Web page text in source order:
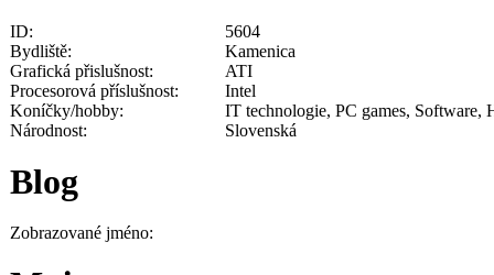
ID:
5604
Bydliště:
Kamenica
Grafická přislušnost:
ATI
Procesorová příslušnost:
Intel
Koníčky/hobby:
IT technologie, PC games, Software,
Národnost:
Slovenská
Blog
Zobrazované jméno: